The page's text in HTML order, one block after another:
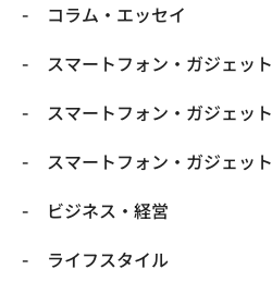
コラム・エッセイ
スマートフォン・ガジェット
スマートフォン・ガジェット
スマートフォン・ガジェット
ビジネス・経営
ライフスタイル